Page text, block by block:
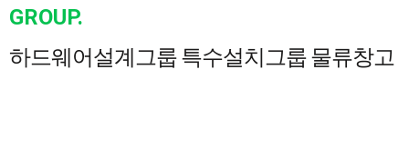
GROUP.
하드웨어설계그룹특수설치그룹물류창고